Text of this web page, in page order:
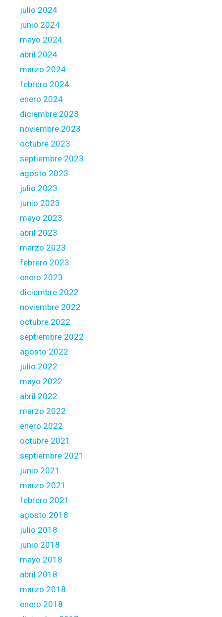
s
,
s
u
h
a
s
r
i
n
s
a
n
c
e
a
n
k
b
o
r
r
w
i
n
g
r
o
m
t
e
b
a
n
u
n
i
o
s
julio 2024
junio 2024
mayo 2024
abril 2024
marzo 2024
febrero 2024
enero 2024
diciembre 2023
noviembre 2023
octubre 2023
septiembre 2023
agosto 2023
julio 2023
junio 2023
mayo 2023
abril 2023
marzo 2023
febrero 2023
enero 2023
diciembre 2022
noviembre 2022
octubre 2022
septiembre 2022
agosto 2022
julio 2022
mayo 2022
abril 2022
marzo 2022
enero 2022
octubre 2021
septiembre 2021
junio 2021
marzo 2021
febrero 2021
agosto 2018
julio 2018
junio 2018
mayo 2018
abril 2018
marzo 2018
enero 2018